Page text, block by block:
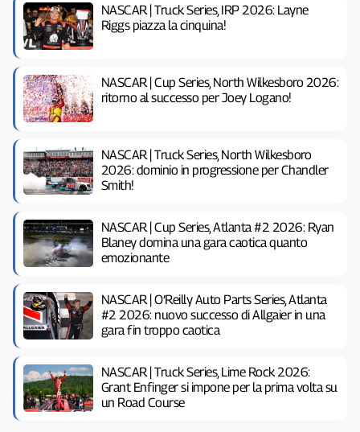
NASCAR | Truck Series, IRP 2026: Layne
Riggs piazza la cinquina!
NASCAR | Cup Series, North Wilkesboro 2026:
ritorno al successo per Joey Logano!
NASCAR | Truck Series, North Wilkesboro
2026: dominio in progressione per Chandler
Smith!
NASCAR | Cup Series, Atlanta #2 2026: Ryan
Blaney domina una gara caotica quanto
emozionante
NASCAR | O’Reilly Auto Parts Series, Atlanta
#2 2026: nuovo successo di Allgaier in una
gara fin troppo caotica
NASCAR | Truck Series, Lime Rock 2026:
Grant Enfinger si impone per la prima volta su
un Road Course